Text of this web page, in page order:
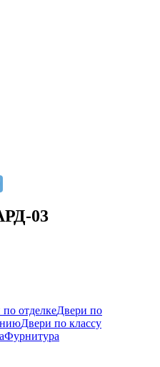
03
отделкеДвери по
Двери по классу
Фурнитура